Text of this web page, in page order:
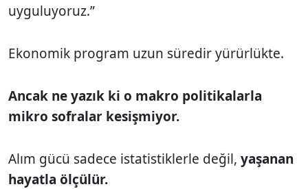
uyguluyoruz.”
Ekonomik program uzun süredir yürürlükte.
Ancak ne yazık ki o makro politikalarla
mikro sofralar kesişmiyor.
Alım gücü sadece istatistiklerle değil, yaşanan
hayatla ölçülür.